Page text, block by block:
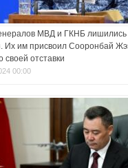
МВД и ГКНБ лишились
Их им присвоил Сооронбай
своей отставки
00:00